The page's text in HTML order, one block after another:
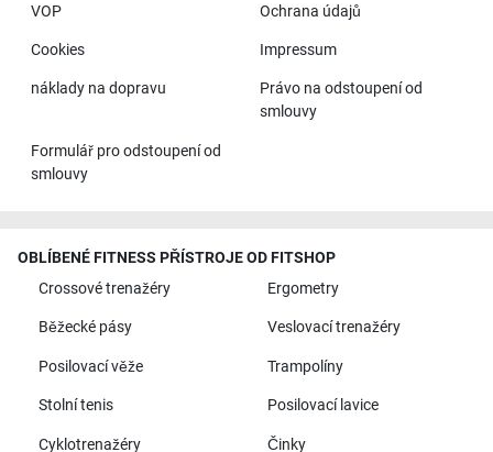
VOP
Ochrana údajů
Cookies Impressum
náklady na dopravu
Právo na odstoupení od
smlouvy
Formulář pro odstoupení od
smlouvy
OBLÍBENÉ FITNESS PŘÍSTROJE OD FITSHOP
Crossové trenažéry
Ergometry
Běžecké pásy Veslovací trenažéry
Posilovací věže Trampolíny
Stolní tenis Posilovací lavice
Cyklotrenažéry Činky